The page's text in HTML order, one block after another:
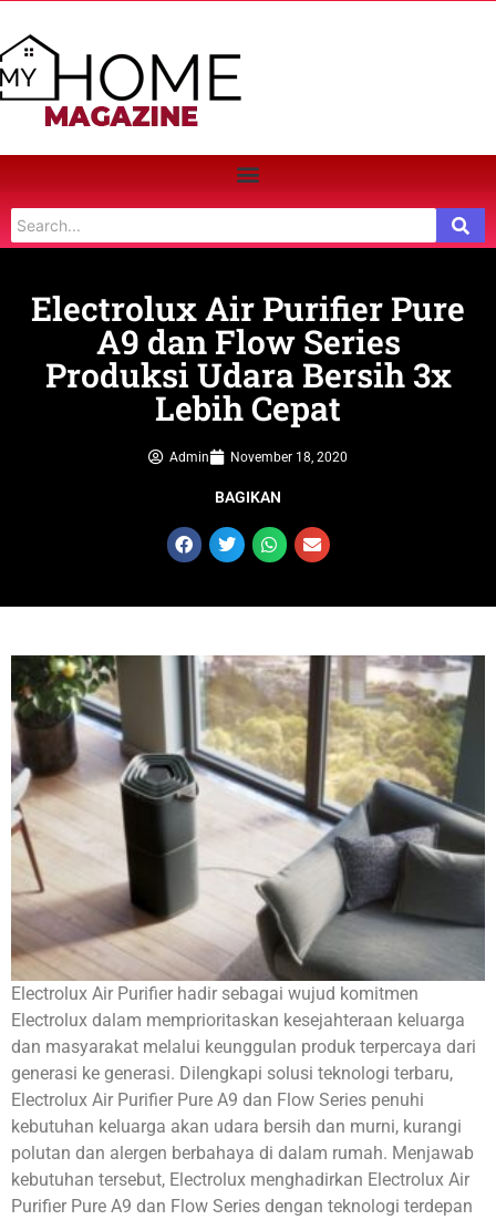
Electrolux Air Purifier Pure
A9 dan Flow Series
Produksi Udara Bersih 3x
Lebih Cepat
Admin November 18, 2020
BAGIKAN
Electrolux Air Purifier hadir sebagai wujud komitmen
Electrolux dalam memprioritaskan kesejahteraan keluarga
dan masyarakat melalui keunggulan produk terpercaya dari
generasi ke generasi. Dilengkapi solusi teknologi terbaru,
Electrolux Air Purifier Pure A9 dan Flow Series penuhi
kebutuhan keluarga akan udara bersih dan murni, kurangi
polutan dan alergen berbahaya di dalam rumah. Menjawab
kebutuhan tersebut, Electrolux menghadirkan Electrolux Air
Purifier Pure A9 dan Flow Series dengan teknologi terdepan